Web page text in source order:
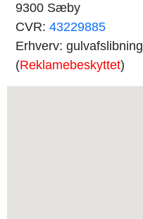
9300 Sæby
CVR: 43229885
Erhverv: gulvafslibning
(Reklamebeskyttet)